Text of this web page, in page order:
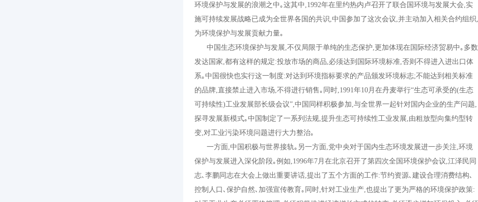
环境保护与发展的浪潮之中｡这其中 ,1992年在里约热内卢召开了联合国环境与发展大会 实
施可持续发展战略已成为全世界各国的共识 ,中国参加了这次会议 并主动加入相关合约组织
为环境保护与发展贡献力量｡
中国生态环境保护与发展 ,不仅局限于单纯的生态保护 更加体现在国际经济贸易中｡多数
发达国家 ,都有这样的规定:投放市场的商品 必须达到国际环境标准 ,否则不得进入进出口体
系｡中国很快也实行这一制度:对达到环境指标要求的产品颁发环境标志;不能达到相关标准
的品牌 ,直接禁止进入市场 ,不得进行销售｡同时 ,1991年10 月在丹麦举行“生态可承受的(生态
可持续性)工业发展部长级会议”,中国同样积极参加 ,与全世界一起针对国内企业的生产问题
探寻发展新模式｡中国制定了一系列法规 ,提升生态可持续性工业发展 由粗放型向集约型转
变 对工业污染环境问题进行大力整治｡
一方面 ,中国积极与世界接轨｡另一方面 党中央对于国内生态环境发展进一步关注 ,环境
保护与发展进入深化阶段｡例如 ,1996年7 月在北京召开了第四次全国环境保护会议 ,江泽民同
志､李鹏同志在大会上做出重要讲话 ,提出了五个方面的工作:节约资源､建设合理消费结构､
控制人口､保护自然､加强宣传教育｡同时 ,针对工业生产 ,也提出了更为严格的环境保护政策: